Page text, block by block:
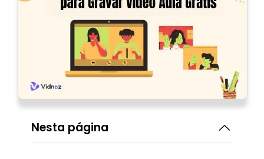
Nesta página